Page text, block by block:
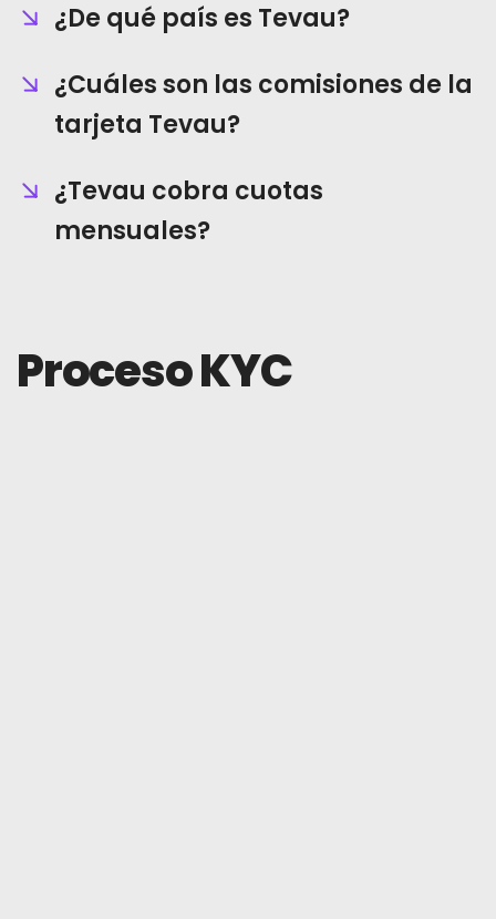
¿De qué país es Tevau?
¿Cuáles son las comisiones de la
tarjeta Tevau?
¿Tevau cobra cuotas
mensuales?
Proceso KYC